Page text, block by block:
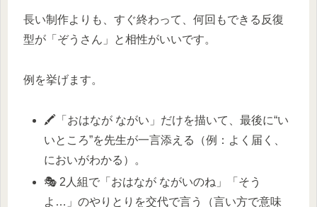
長い制作よりも、すぐ終わって、何回もできる反復
型が「ぞうさん」と相性がいいです。
例を挙げます。
🖍️「おはなが ながい」だけを描いて、最後に“い
いところ”を先生が一言添える（例：よく届く、
においがわかる）。
🎭 2人組で「おはなが ながいのね」「そう
よ…」のやりとりを交代で言う（言い方で意味